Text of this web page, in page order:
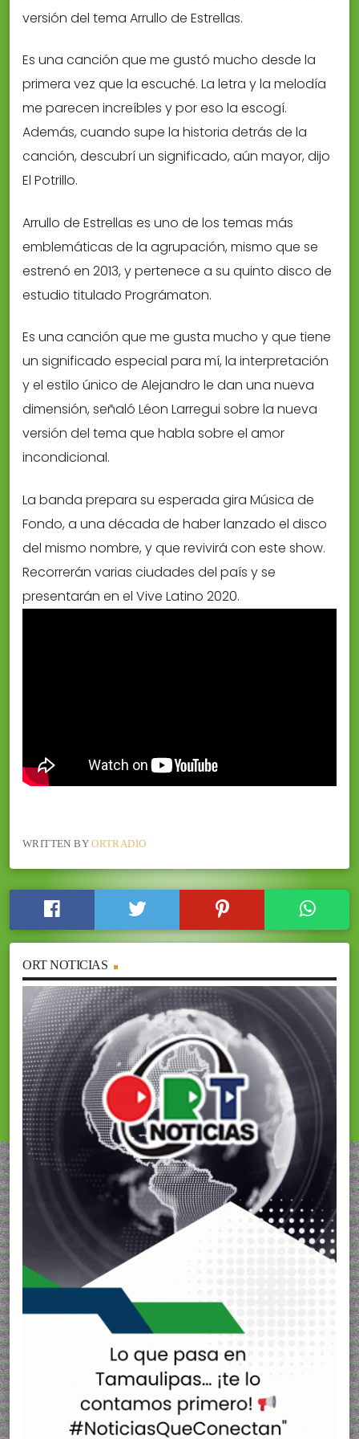
versión del tema Arrullo de Estrellas.
Es una canción que me gustó mucho desde la
primera vez que la escuché. La letra y la melodía
me parecen increíbles y por eso la escogí.
Además, cuando supe la historia detrás de la
canción, descubrí un significado, aún mayor, dijo
El Potrillo.
Arrullo de Estrellas es uno de los temas más
emblemáticas de la agrupación, mismo que se
estrenó en 2013, y pertenece a su quinto disco de
estudio titulado Prográmaton.
Es una canción que me gusta mucho y que tiene
un significado especial para mí, la interpretación
y el estilo único de Alejandro le dan una nueva
dimensión, señaló Léon Larregui sobre la nueva
versión del tema que habla sobre el amor
incondicional.
La banda prepara su esperada gira Música de
Fondo, a una década de haber lanzado el disco
del mismo nombre, y que revivirá con este show.
Recorrerán varias ciudades del país y se
presentarán en el Vive Latino 2020.
WRITTEN BYORTRADIO
ORT NOTICIAS